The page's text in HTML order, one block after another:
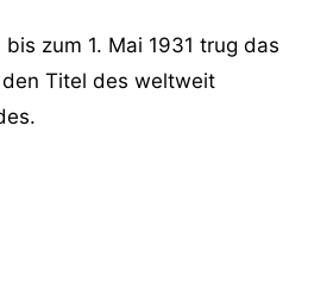
zum 1. Mai 1931 trug das
Titel des weltweit